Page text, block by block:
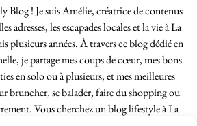
Blog ! Je suis Amélie, créatrice de contenus
adresses, les escapades locales et la vie à La
plusieurs années. À travers ce blog dédié en
je partage mes coups de cœur, mes bons
en solo ou à plusieurs, et mes meilleures
bruncher, se balader, faire du shopping ou
Vous cherchez un blog lifestyle à La